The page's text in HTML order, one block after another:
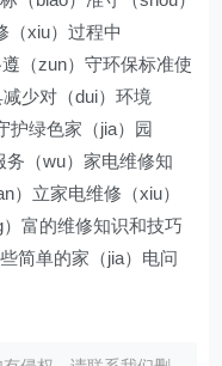
（xiu）过程中
（zun）守环保标准使
少对（dui）环境
护绿色家（jia）园
务（wu）家电维修知
）立家电维修（xiu）
富的维修知识和技巧
简单的家（jia）电问